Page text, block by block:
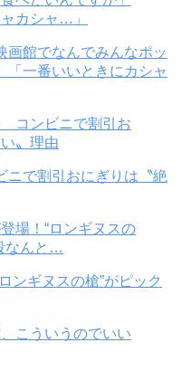
画館でなんでみんなポッ
「一番いいときにカシャ
ニで割引おにぎりは〝絶
ンギヌスの槍”がピック